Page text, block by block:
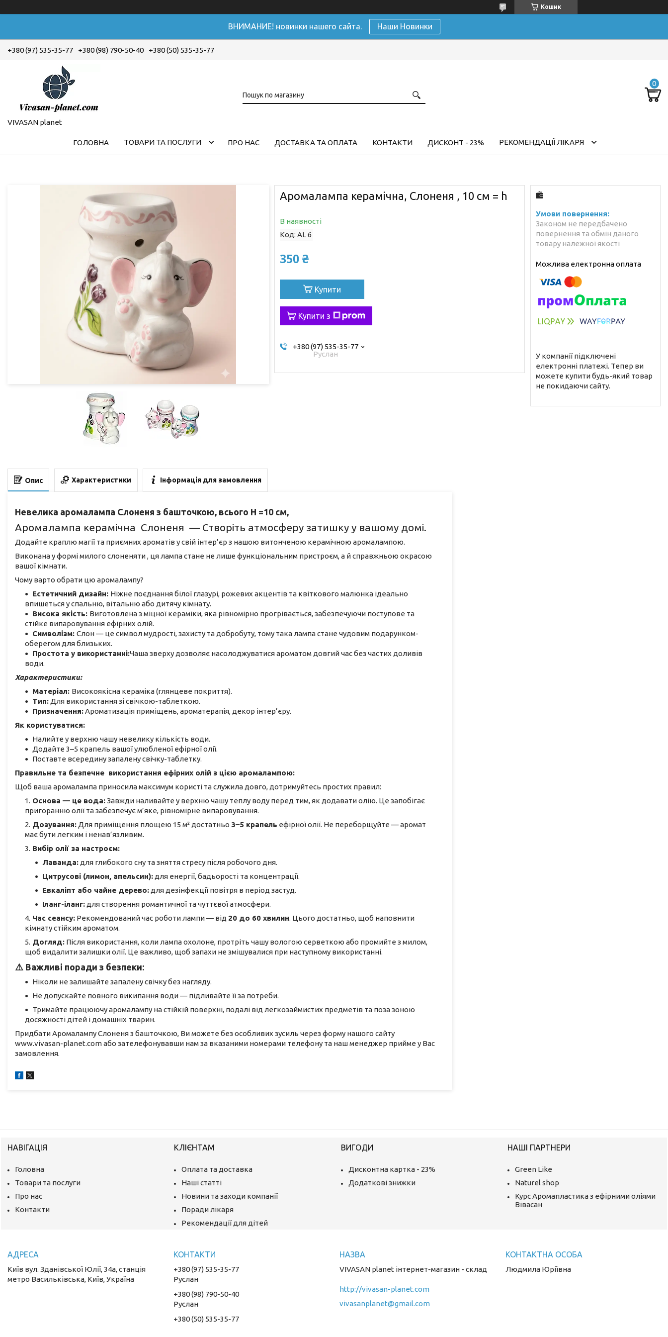
Кошик
ВНИМАНИЕ! новинки нашего сайта. Наши Новинки
+380 (97) 535-35-77 +380 (98) 790-50-40 +380 (50) 535-35-77
VIVASAN planet
ГОЛОВНА ТОВАРИ ТА ПОСЛУГИ ПРО НАС ДОСТАВКА ТА ОПЛАТА КОНТАКТИ ДИСКОНТ - 23% РЕКОМЕНДАЦІЇ ЛІКАРЯ
Аромалампа керамічна, Слоненя , 10 см = h
В наявності
Код: AL 6
350 ₴
Купити
Купити з
+380 (97) 535-35-77
Руслан
Законом не передбачено
повернення та обмін даного
товару належної якості
У компанії підключені
електронні платежі. Тепер ви
можете купити будь-який товар
не покидаючи сайту.
Опис Характеристики Інформація для замовлення
Невелика аромалампа Слоненя з башточкою, всього H =10 см,
Аромалампа керамічна Слоненя — Створіть атмосферу затишку у вашому домі.
Додайте краплю магії та приємних ароматів у свій інтер’єр з нашою витонченою керамічною аромалампою.
Виконана у формі милого слоненяти , ця лампа стане не лише функціональним пристроєм, а й справжньою окрасою
вашої кімнати.
Чому варто обрати цю аромалампу?
Естетичний дизайн: Ніжне поєднання білої глазурі, рожевих акцентів та квіткового малюнка ідеально
впишеться у спальню, вітальню або дитячу кімнату.
Висока якість: Виготовлена з міцної кераміки, яка рівномірно прогрівається, забезпечуючи поступове та
стійке випаровування ефірних олій.
Символізм: Слон — це символ мудрості, захисту та добробуту, тому така лампа стане чудовим подарунком-
оберегом для близьких.
Простота у використанні:Чаша зверху дозволяє насолоджуватися ароматом довгий час без частих доливів
води.
Характеристики:
Матеріал: Високоякісна кераміка (глянцеве покриття).
Тип: Для використання зі свічкою-таблеткою.
Призначення:Ароматизація приміщень, ароматерапія, декор інтер’єру.
Як користуватися:
Налийте у верхню чашу невелику кількість води.
Додайте 3–5 крапель вашої улюбленої ефірної олії.
Поставте всередину запалену свічку-таблетку.
Правильне та безпечне використання ефірних олій з цією аромалампою:
Щоб ваша аромалампа приносила максимум користі та служила довго, дотримуйтесь простих правил:
Основа — це вода:Завжди наливайте у верхню чашу теплу воду перед тим, як додавати олію. Це запобігає
пригоранню олії та забезпечує м’яке, рівномірне випаровування.
Дозування: Для приміщення площею 15 м² достатньо 3–5 крапель ефірної олії. Не переборщуйте — аромат
має бути легким і ненав’язливим.
Вибір олії за настроєм:
Лаванда: для глибокого сну та зняття стресу після робочого дня.
Цитрусові (лимон, апельсин): для енергії, бадьорості та концентрації.
Евкаліпт або чайне дерево: для дезінфекції повітря в період застуд.
Іланг-іланг: для створення романтичної та чуттєвої атмосфери.
Час сеансу: Рекомендований час роботи лампи — від 20 до 60 хвилин. Цього достатньо, щоб наповнити
кімнату стійким ароматом.
Догляд: Після використання, коли лампа охолоне, протріть чашу вологою серветкою або промийте з милом,
щоб видалити залишки олії. Це важливо, щоб запахи не змішувалися при наступному використанні.
⚠️ Важливі поради з безпеки:
Ніколи не залишайте запалену свічку без нагляду.
Не допускайте повного википання води — підливайте її за потреби.
Тримайте працюючу аромалампу на стійкій поверхні, подалі від легкозаймистих предметів та поза зоною
досяжності дітей і домашніх тварин.
Придбати Аромалампу Слоненя з башточкою, Ви можете без особливих зусиль через форму нашого сайту
www.vivasan-planet.com або зателефонувавши нам за вказаними номерами телефону та наш менеджер прийме у Вас
замовлення.
НАВІГАЦІЯ
Головна
Товари та послуги
Про нас
Контакти
КЛІЄНТАМ
Оплата та доставка
Наші статті
Новини та заходи компанії
Поради лікаря
Рекомендації для дітей
ВИГОДИ
Дисконтна картка - 23%
Додаткові знижки
НАШІ ПАРТНЕРИ
Green Like
Naturel shop
Курс Аромапластика з ефірними оліями
Вівасан
Київ вул. Зданівської Юлії, 34а, станція
метро Васильківська, Київ, Україна
+380 (97) 535-35-77
Руслан
+380 (98) 790-50-40
Руслан
+380 (50) 535-35-77
VIVASAN planet інтернет-магазин - склад
http://vivasan-planet.com
vivasanplanet@gmail.com
Людмила Юріївна